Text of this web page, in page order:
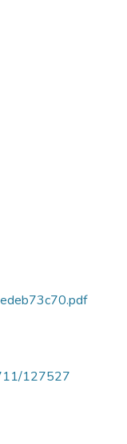
127527